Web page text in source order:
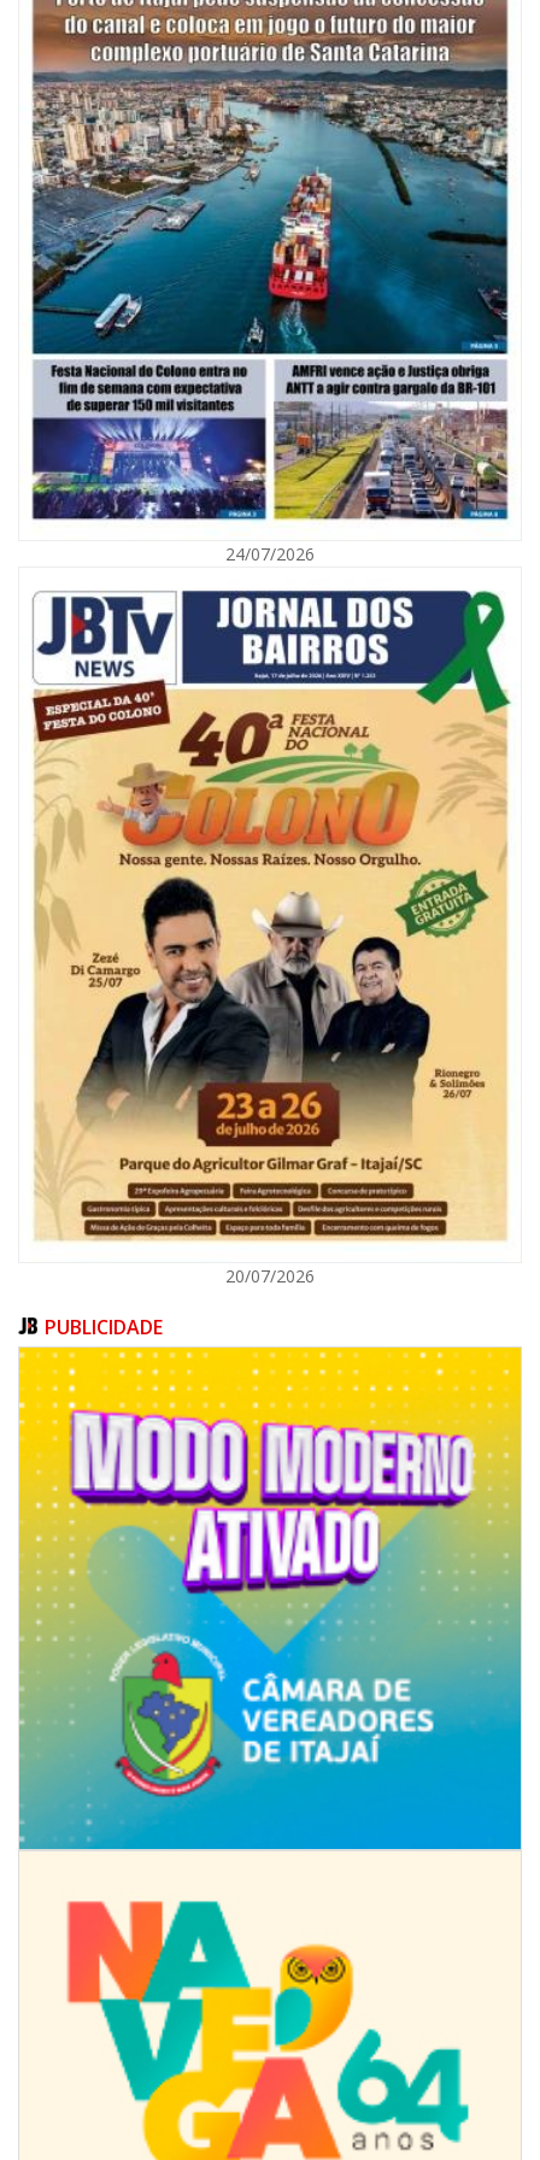
equipe de oito profissionais, composta por médico-psiquiatra,
enfermeira, psicóloga, assistente social, responsável técnica, educadores
e motorista.
A atuação é realizada de segunda a sexta-feira, das 8h às 18h, com
pessoas que estão em situação de rua, que fazem o uso crônico de
álcool e drogas. Elas são levadas para as casas de passagens
credenciadas, onde é feito todo o trabalho da equipe multiprofissional,
sendo realizadas visitas sistemáticas organizadas. Cada pessoa possui
um plano de atendimento individual, onde são analisadas e verificadas
todas as questões específicas.
08/08/2026 | 07:00
Saúde de BC abre inscrições para Oficina Regional de Qualidade em
Vigilância Sanitária
PENHA
08/08/2026 | 07:00
Reservatórios de Penha são higienizados com ajuda de mergulhadores e
sem interrupção no abastecimento
ITAJAÍ
08/08/2026 | 07:00
Limpeza de valas e ribeirões avança no interior de Itajaí
ITAJAÍ
24/07/2026
20/07/2026
PUBLICIDADE